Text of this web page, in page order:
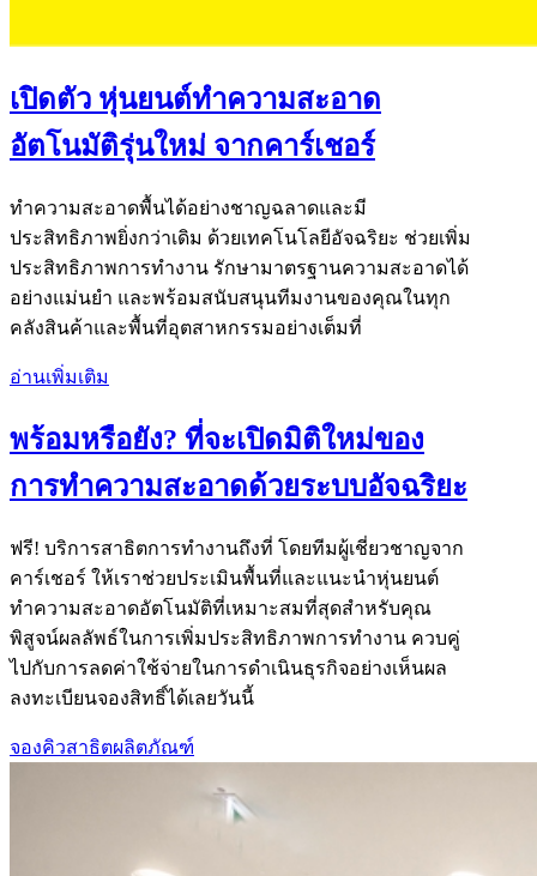
เปิดตัว หุ่นยนต์ทำความสะอาด
อัตโนมัติรุ่นใหม่ จากคาร์เชอร์
ทำความสะอาดพื้นได้อย่างชาญฉลาดและมี
ประสิทธิภาพยิ่งกว่าเดิม ด้วยเทคโนโลยีอัจฉริยะ ช่วยเพิ่ม
ประสิทธิภาพการทำงาน รักษามาตรฐานความสะอาดได้
อย่างแม่นยำ และพร้อมสนับสนุนทีมงานของคุณในทุก
คลังสินค้าและพื้นที่อุตสาหกรรมอย่างเต็มที่
อ่านเพิ่มเติม
พร้อมหรือยัง? ที่จะเปิดมิติใหม่ของ
การทำความสะอาดด้วยระบบอัจฉริยะ
ฟรี! บริการสาธิตการทำงานถึงที่ โดยทีมผู้เชี่ยวชาญจาก
คาร์เชอร์ ให้เราช่วยประเมินพื้นที่และแนะนำหุ่นยนต์
ทำความสะอาดอัตโนมัติที่เหมาะสมที่สุดสำหรับคุณ
พิสูจน์ผลลัพธ์ในการเพิ่มประสิทธิภาพการทำงาน ควบคู่
ไปกับการลดค่าใช้จ่ายในการดำเนินธุรกิจอย่างเห็นผล
ลงทะเบียนจองสิทธิ์ได้เลยวันนี้
จองคิวสาธิตผลิตภัณฑ์